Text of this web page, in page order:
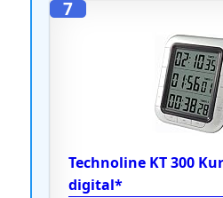
7
Technoline KT 300
digital*